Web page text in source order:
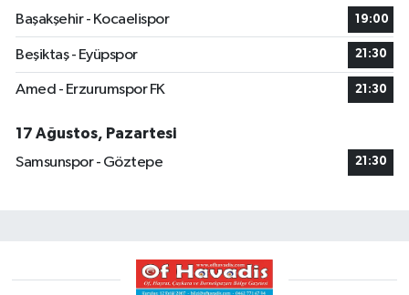
Başakşehir - Kocaelispor
19:00
Beşiktaş - Eyüpspor 21:30
Amed - Erzurumspor FK 21:30
17 Ağustos, Pazartesi
Samsunspor - Göztepe
21:30